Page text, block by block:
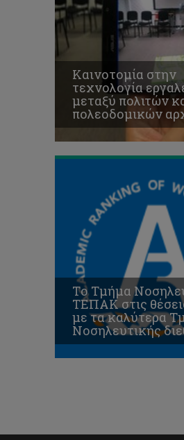
Καινοτομία στην
τεχνολογία
μεταξύ πολιτών
πολεοδομικών
στις
θέσεις
101-
με
τα
καλύτερα
Τμήματα
Νοσηλευτικής
διεθνώς
Tο Τμήμα
ΤΕΠΑΚ στις
με τα καλύτερα
Νοσηλευτικής